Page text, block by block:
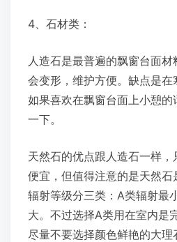
4、石材类：
人造石是最普遍的飘窗台面
会变形，维护方便。缺点是在
如果喜欢在飘窗台面上小憩
一下。
天然石的优点跟人造石一样
便宜，但值得注意的是天然
辐射等级分三类：A类辐射最
大。不过选择A类用在室内是
尽量不要选择颜色鲜艳的大